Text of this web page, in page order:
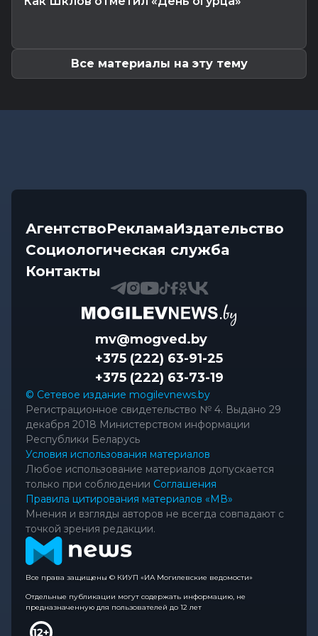
07.08.2026 17:06
Все материалы на эту тему
АгентствоРекламаИздательство
Социологическая служба
Контакты
mv@mogved.by
+375 (222) 63-91-25
+375 (222) 63-73-19
© Сетевое издание mogilevnews.by
Регистрационное свидетельство № 4. Выдано 29
декабря 2018 Министерством информации
Республики Беларусь
Условия использования материалов
Любое использование материалов допускается
только при соблюдении Соглашения
Правила цитирования материалов «МВ»
Мнения и взгляды авторов не всегда совпадают с
точкой зрения редакции.
Все права защищены © КИУП «ИА Могилевские ведомости»
Отдельные публикации могут содержать информацию, не
предназначенную для пользователей до 12 лет